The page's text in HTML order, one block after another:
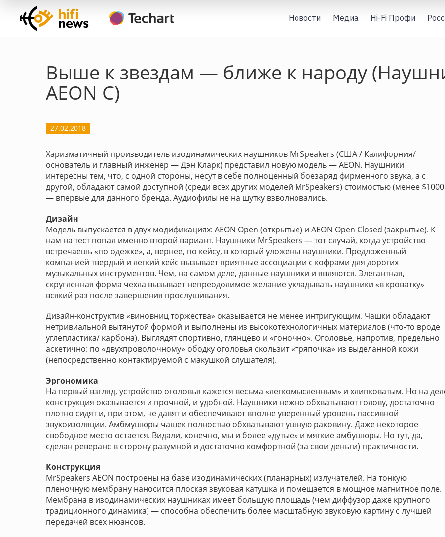
Новости Медиа Hi-Fi Профи
Выше к звездам — ближе к народу
AEON С)
27.02.2018
Харизматичный производитель изодинамических наушников MrSpeakers (США / Калифорния/
основатель и главный инженер — Дэн Кларк) представил новую модель — AEON. Наушники
интересны тем, что, с одной стороны, несут в себе полноценный боезаряд фирменного звука, а с
другой, обладают самой доступной (среди всех других моделей MrSpeakers) стоимостью (менее
— впервые для данного бренда. Аудиофилы не на шутку взволновались.
Дизайн
Модель выпускается в двух модификациях: AEON Open (открытые) и AEON Open Closed (закрытые). К
нам на тест попал именно второй вариант. Наушники MrSpeakers — тот случай, когда устройство
встречаешь «по одежке», а, вернее, по кейсу, в который уложены наушники. Предложенный
компанией твердый и легкий кейс вызывает приятные ассоциации с кофрами для дорогих
музыкальных инструментов. Чем, на самом деле, данные наушники и являются. Элегантная,
скругленная форма чехла вызывает непреодолимое желание укладывать наушники «в кроватку»
всякий раз после завершения прослушивания.
Дизайн-конструктив «виновниц торжества» оказывается не менее интригующим. Чашки обладают
нетривиальной вытянутой формой и выполнены из высокотехнологичных материалов (что-то вроде
углепластика/ карбона). Выглядят спортивно, глянцево и «гоночно». Оголовье, напротив, предельно
аскетично: по «двухпроволочному» ободку оголовья скользит «тряпочка» из выделанной кожи
(непосредственно контактируемой с макушкой слушателя).
Эргономика
На первый взгляд, устройство оголовья кажется весьма «легкомысленным» и хлипковатым. Но на
конструкция оказывается и прочной, и удобной. Наушники нежно обхватывают голову, достаточно
плотно сидят и, при этом, не давят и обеспечивают вполне уверенный уровень пассивной
звукоизоляции. Амбмушюры чашек полностью обхватывают ушную раковину. Даже некоторое
свободное место остается. Видали, конечно, мы и более «дутые» и мягкие амбушюры. Но тут, да,
сделан реверанс в сторону разумной и достаточно комфортной (за свои деньги) практичности.
Конструкция
MrSpeakers AEON построены на базе изодинамических (планарных) излучателей. На тонкую
пленочную мембрану наносится плоская звуковая катушка и помещается в мощное магнитное поле.
Мембрана в изодинамических наушниках имеет большую площадь (чем диффузор даже крупного
традиционного динамика) — способна обеспечить более масштабную звуковую картину с лучшей
передачей всех нюансов.